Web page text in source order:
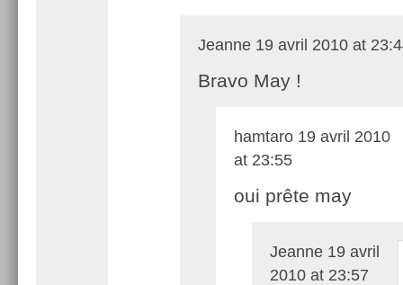
Jeanne 19 avril 2010 at
Bravo May !
hamtaro 19 avril 2010
at 23:55
oui prête may
Jeanne 19 avril
2010 at 23:57